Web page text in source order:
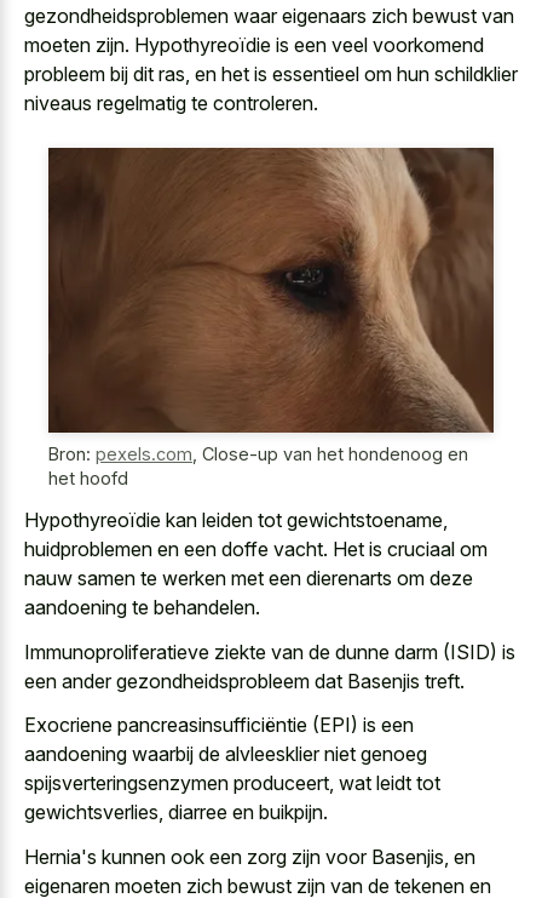
gezondheidsproblemen waar eigenaars zich bewust van
moeten zijn. Hypothyreoïdie is een veel voorkomend
probleem bij dit ras, en het is essentieel om hun schildklier
niveaus regelmatig te controleren.
Bron: pexels.com Close-up van het hondenoog en
het hoofd
Hypothyreoïdie kan leiden tot gewichtstoename,
huidproblemen en een doffe vacht. Het is cruciaal om
nauw samen te werken met een dierenarts om deze
aandoening te behandelen.
Immunoproliferatieve ziekte van de dunne darm (ISID) is
een ander gezondheidsprobleem dat Basenjis treft.
Exocriene pancreasinsufficiëntie (EPI) is een
aandoening waarbij de alvleesklier niet genoeg
spijsverteringsenzymen produceert, wat leidt tot
gewichtsverlies, diarree en buikpijn.
Hernia's kunnen ook een zorg zijn voor Basenjis, en
eigenaren moeten zich bewust zijn van de tekenen en